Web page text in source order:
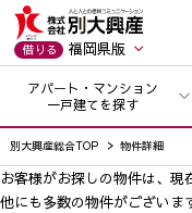
借りる 福岡県版
アパート・マンション
一戸建てを探す
別大興産総合TOP 物件詳細
お客様がお探しの物件は、現
他にも多数の物件がございま